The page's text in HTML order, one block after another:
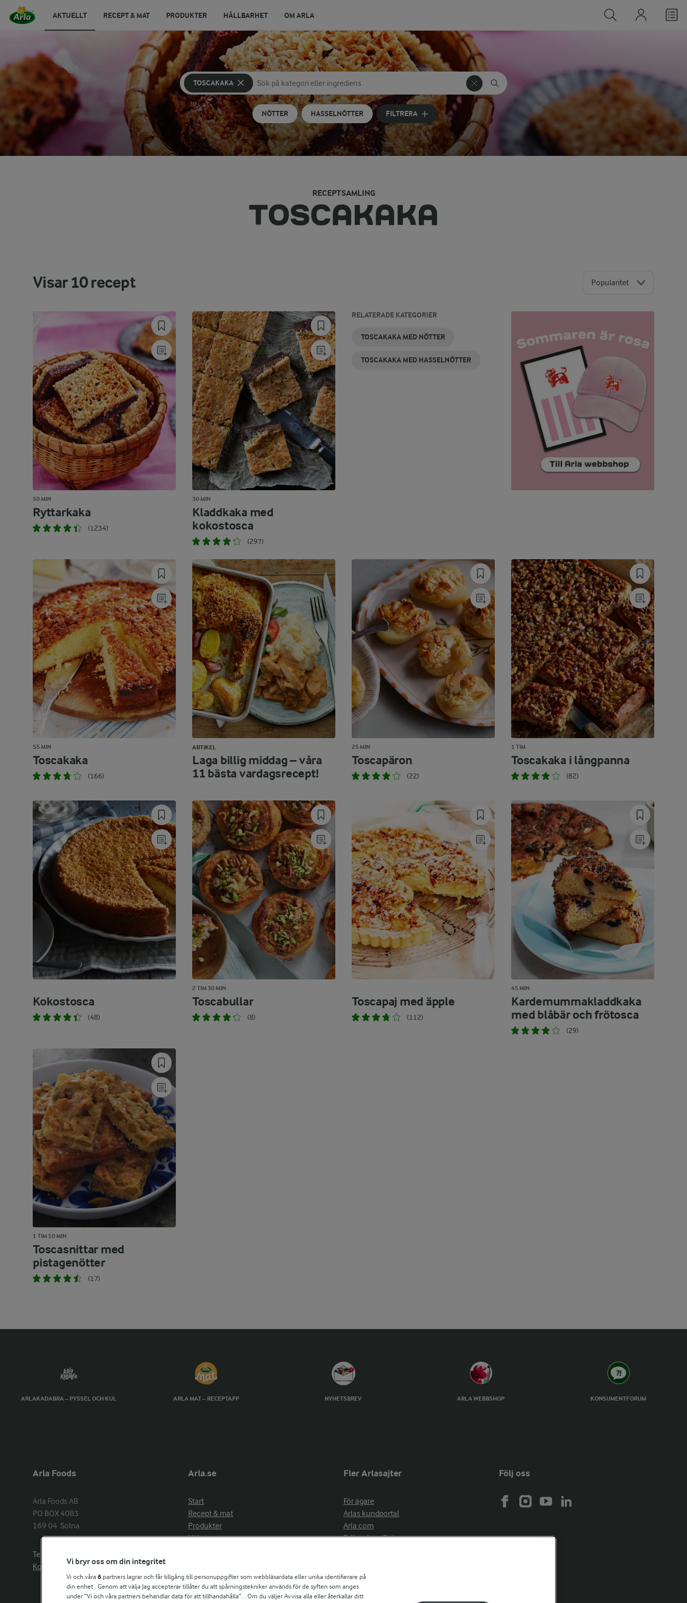
AKTUELLT RECEPT & MAT PRODUKTER HÅLLBARHET OM ARLA
TOSCAKAKA
Sök på kategori eller ingrediens
Skriv in sökord för att få förslag
NÖTTER HASSELNÖTTER FILTRERA
RECEPTSAMLING
TOSCAKAKA
Visar10recept Popularitet
50 MIN
Ryttarkaka
(1234)
30 MIN
Kladdkaka med
kokostosca
(297)
RELATERADE KATEGORIER
TOSCAKAKA MED NÖTTER
TOSCAKAKA MED HASSELNÖTTER
55 MIN
Toscakaka
(166)
ARTIKEL
Laga billig middag – våra
11 bästa vardagsrecept!
25 MIN
Toscapäron
(22)
1 TIM
Toscakaka i långpanna
(82)
Kokostosca
(48)
2 TIM 30 MIN
Toscabullar
(8)
Toscapaj med äpple
(112)
45 MIN
Kardemummakladdkaka
med blåbär och frötosca
(29)
1 TIM 10 MIN
Toscasnittar med
pistagenötter
(17)
ARLAKADABRA – PYSSEL OCH KUL ARLA MAT – RECEPTAPP NYHETSBREV ARLA WEBBSHOP KONSUMENTFORUM
Arla Foods
Arla Foods AB
PO BOX 4083
169 04  Solna
Telefon:
Kontakta oss
Arla.se
Start
Recept & mat
Produkter
Hälsa
Aktuellt
Om Arla
Nyheter & press
Fler Arlasajter
För ägare
Arlas kundportal
Arla.com
Falbygdens Ost
Följ oss
Vi bryr oss om din integritet
Vi och våra 6 partners lagrar och får tillgång till personuppgifter som webbläsardata eller unika identifierare på
din enhet . Genom att välja Jag accepterar tillåter du att spårningstekniker används för de syften som anges
under ”Vi och våra partners behandlar data för att tillhandahålla”. . Om du väljer Avvisa alla eller återkallar ditt